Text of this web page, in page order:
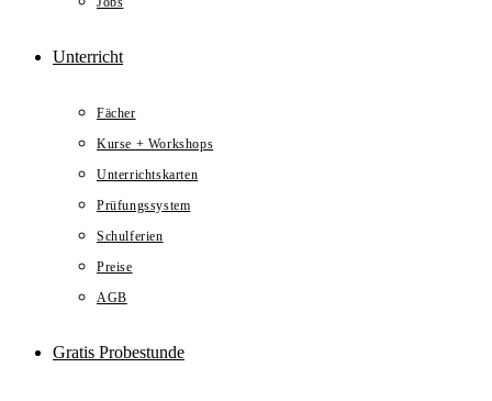
Unterricht
Fächer
Kurse + Workshops
Unterrichtskarten
Prüfungssystem
Schulferien
Preise
AGB
Gratis Probestunde